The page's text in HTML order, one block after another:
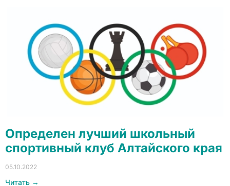
Определен лучший школьный
спортивный клуб Алтайского края
05.10.2022
Читать →